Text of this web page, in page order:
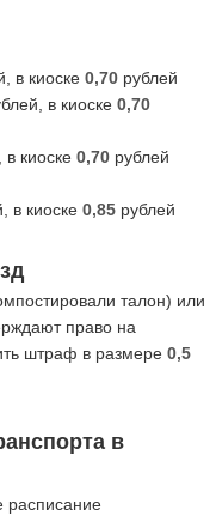
в киоске 0,70 рублей
в киоске 0,70
в киоске 0,70 рублей
в киоске 0,85 рублей
талон) или
право на
штраф в размере 0,5
в
расписание